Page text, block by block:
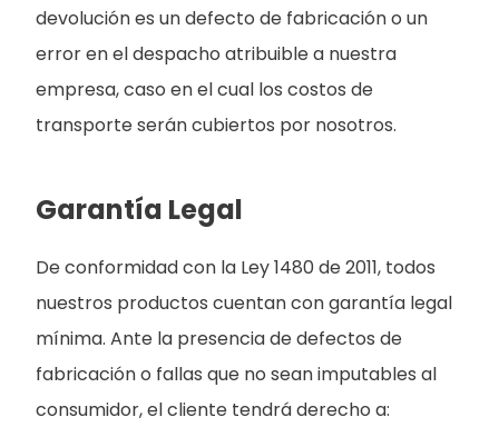
devolución es un defecto de fabricación o un
error en el despacho atribuible a nuestra
empresa, caso en el cual los costos de
transporte serán cubiertos por nosotros.
Garantía Legal
De conformidad con la Ley 1480 de 2011, todos
nuestros productos cuentan con garantía legal
mínima. Ante la presencia de defectos de
fabricación o fallas que no sean imputables al
consumidor, el cliente tendrá derecho a: